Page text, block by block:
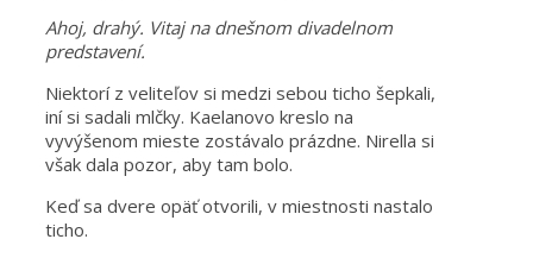
Ahoj, drahý. Vitaj na dnešnom divadelnom
predstavení.
Niektorí z veliteľov si medzi sebou ticho šepkali,
iní si sadali mlčky. Kaelanovo kreslo na
vyvýšenom mieste zostávalo prázdne. Nirella si
však dala pozor, aby tam bolo.
Keď sa dvere opäť otvorili, v miestnosti nastalo
ticho.